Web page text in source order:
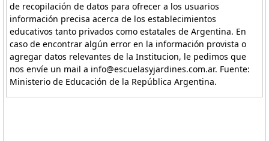
de recopilación de datos para ofrecer a los usuarios
información precisa acerca de los establecimientos
educativos tanto privados como estatales de Argentina. En
caso de encontrar algún error en la información provista o
agregar datos relevantes de la Institucion, le pedimos que
nos envíe un mail a info@escuelasyjardines.com.ar. Fuente:
Ministerio de Educación de la República Argentina.